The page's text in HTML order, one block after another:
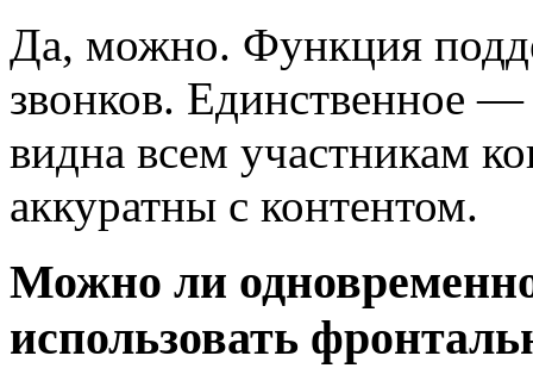
Да, можно. Функция
звонков. Единственное —
видна всем участникам
аккуратны с контентом.
Можно ли
использовать